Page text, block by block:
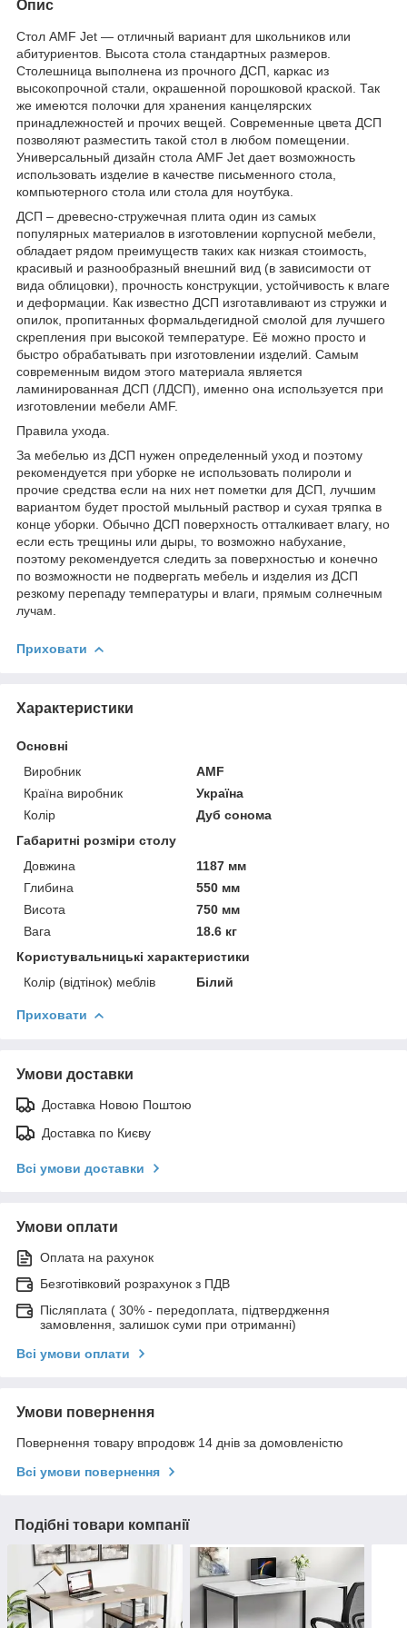
Опис
Стол AMF Jet — отличный вариант для школьников или
абитуриентов. Высота стола стандартных размеров.
Столешница выполнена из прочного ДСП, каркас из
высокопрочной стали, окрашенной порошковой краской. Так
же имеются полочки для хранения канцелярских
принадлежностей и прочих вещей. Современные цвета ДСП
позволяют разместить такой стол в любом помещении.
Универсальный дизайн стола AMF Jet дает возможность
использовать изделие в качестве письменного стола,
компьютерного стола или стола для ноутбука.
ДСП – древесно-стружечная плита один из самых
популярных материалов в изготовлении корпусной мебели,
обладает рядом преимуществ таких как низкая стоимость,
красивый и разнообразный внешний вид (в зависимости от
вида облицовки), прочность конструкции, устойчивость к влаге
и деформации. Как известно ДСП изготавливают из стружки и
опилок, пропитанных формальдегидной смолой для лучшего
скрепления при высокой температуре. Её можно просто и
быстро обрабатывать при изготовлении изделий. Самым
современным видом этого материала является
ламинированная ДСП (ЛДСП), именно она используется при
изготовлении мебели AMF.
Правила ухода.
За мебелью из ДСП нужен определенный уход и поэтому
рекомендуется при уборке не использовать полироли и
прочие средства если на них нет пометки для ДСП, лучшим
вариантом будет простой мыльный раствор и сухая тряпка в
конце уборки. Обычно ДСП поверхность отталкивает влагу, но
если есть трещины или дыры, то возможно набухание,
поэтому рекомендуется следить за поверхностью и конечно
по возможности не подвергать мебель и изделия из ДСП
резкому перепаду температуры и влаги, прямым солнечным
лучам.
Приховати
Характеристики
Основні
Виробник
AMF
Країна виробник
Україна
Колір
Дуб сонома
Габаритні розміри столу
Довжина
1187 мм
Глибина
550 мм
Висота
750 мм
Вага
18.6 кг
Користувальницькі характеристики
Колір (відтінок) меблів
Білий
Приховати
Умови доставки
Доставка Новою Поштою
Доставка по Києву
Всі умови доставки
Умови оплати
Оплата на рахунок
Безготівковий розрахунок з ПДВ
Післяплата ( 30% - передоплата, підтвердження
замовлення, залишок суми при отриманні)
Всі умови оплати
Умови повернення
Повернення товару впродовж 14 днів за домовленістю
Всі умови повернення
Подібні товари компанії